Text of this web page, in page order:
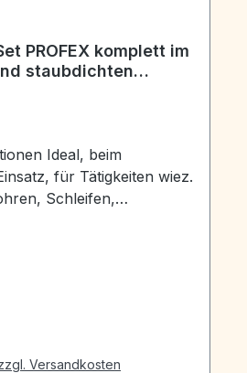
PROFEX komplett im
staubdichten
beim
für Tätigkeiten wiez.
Schleifen,
durch bereits
im Prozess entstehende
Versandkosten